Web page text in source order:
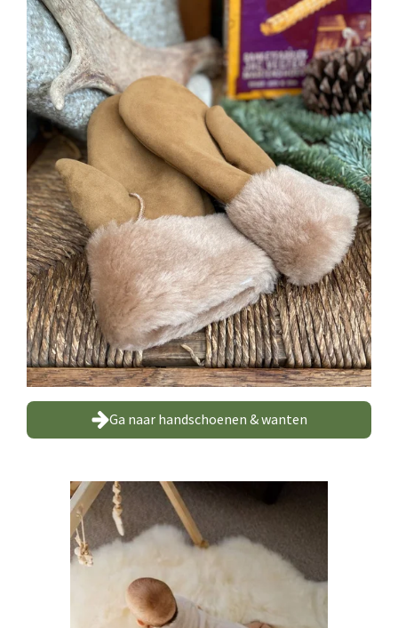
Ga naar handschoenen & wanten